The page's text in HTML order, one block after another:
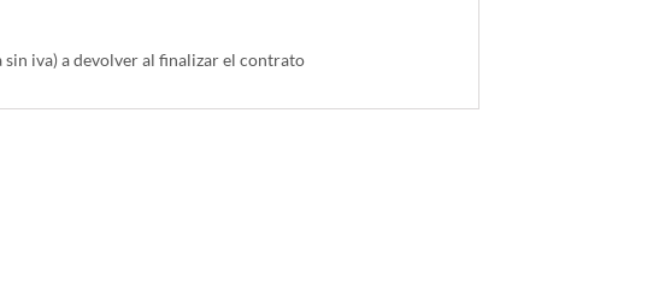
sin iva) a devolver al finalizar el contrato